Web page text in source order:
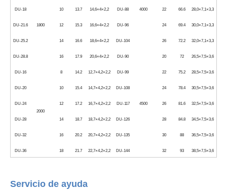
4000
1800
DU-18 10 13.7 14,6×4×2,2 DU-88 22 66.6 28,0×7,1×3,3
DU-21.6 12 15.3 16,6×4×2,2 DU-96 24 69.4 30,0×7,1×3,3
DU-25.2 14 16.6 18,6×4×2,2 DU-104 26 72.2 32,0×7,1×3,3
DU-28.8 16 17.9 20,6×4×2,2 DU-90
4500
20 72 26,5×7,5×3,6
DU-16
2000
8 14.2 12,7×4,2×2,2 DU-99 22 75.2 28,5×7,5×3,6
DU-20 10 15.4 14,7×4,2×2,2 DU-108 24 78.4 30,5×7,5×3,6
DU-24 12 17.2 16,7×4,2×2,2 DU-117 26 81.6 32,5×7,5×3,6
DU-28 14 18.7 18,7×4,2×2,2 DU-126 28 84.8 34,5×7,5×3,6
DU-32 16 20.2 20,7×4,2×2,2 DU-135 30 88 36,5×7,5×3,6
DU-36 18 21.7 22,7×4,2×2,2 DU-144 32 93 38,5×7,5×3,6
Servicio de ayuda